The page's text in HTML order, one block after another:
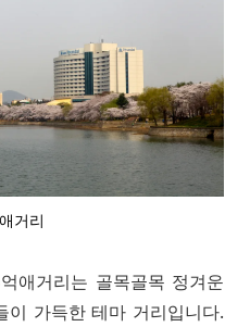
거리
애거리는 골목골목 정겨운
이 가득한 테마 거리입니다.